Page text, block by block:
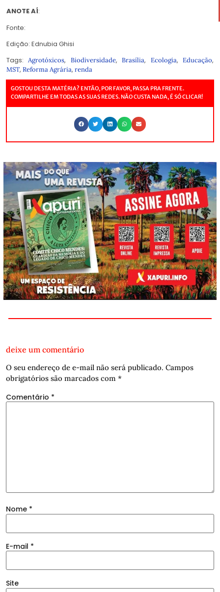
ANOTE AÍ:
Fonte:
Edição: Ednubia Ghisi
Tags:Agrotóxicos, Biodiversidade,Brasília, Ecologia,Educação,
MST, Reforma Agrária, renda
GOSTOU DESTA MATÉRIA? ENTÃO, POR FAVOR, PASSA PRA FRENTE.
COMPARTILHE EM TODAS AS SUAS REDES. NÃO CUSTA NADA, É SÓ CLICAR!
deixe um comentário
O seu endereço de e-mail não será publicado. Campos
obrigatórios são marcados com *
Comentário *
Nome *
E-mail *
Site